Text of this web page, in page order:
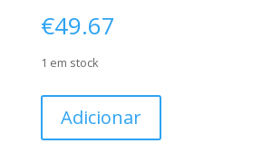
€49.67
1 em stock
Adicionar